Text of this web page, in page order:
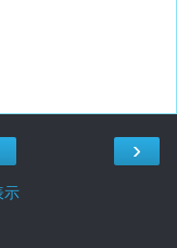
›
示